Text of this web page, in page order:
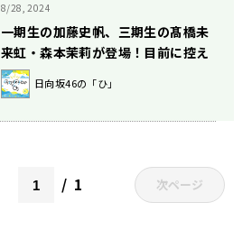
8/28, 2024
一期生の加藤史帆、三期生の髙橋未
来虹・森本茉莉が登場！目前に控え
た「ひなたフェス」について想いを
語りつくす30分！『日向坂46の
日向坂46の「ひ」
1 次ページ